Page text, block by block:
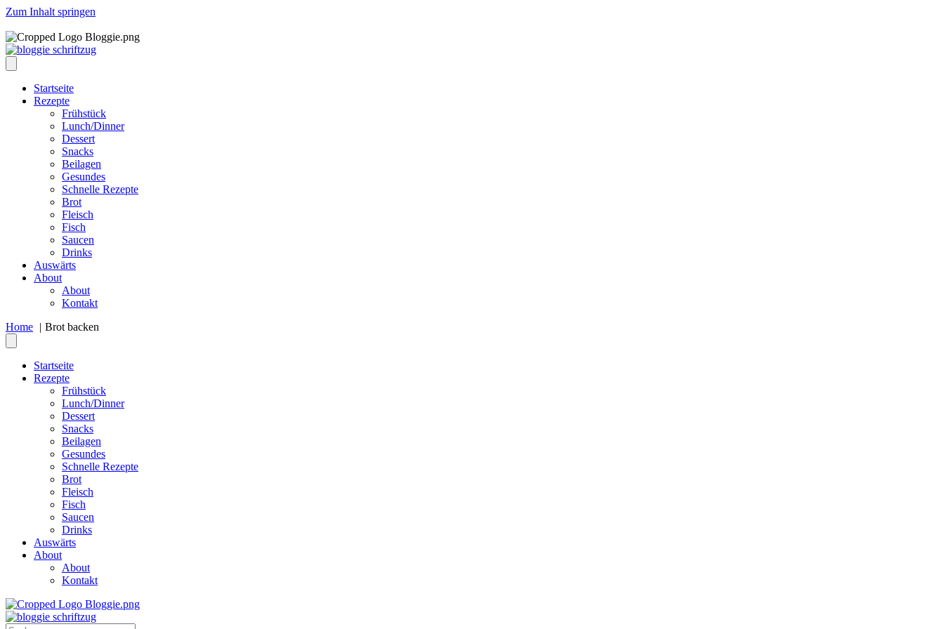
Zum Inhalt springen
Startseite
Rezepte
Frühstück
Lunch/Dinner
Dessert
Snacks
Beilagen
Gesundes
Schnelle Rezepte
Brot
Fleisch
Fisch
Saucen
Drinks
Auswärts
About
About
Kontakt
Home
Brot backen
Startseite
Rezepte
Frühstück
Lunch/Dinner
Dessert
Snacks
Beilagen
Gesundes
Schnelle Rezepte
Brot
Fleisch
Fisch
Saucen
Drinks
Auswärts
About
About
Kontakt